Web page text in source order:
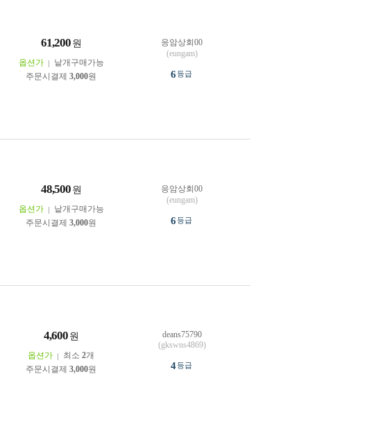
61,200 원
옵션가
낱개구매가능
주문시결제 3,000원
응암상회00
(eungam)
6등급
48,500 원
옵션가
낱개구매가능
주문시결제 3,000원
응암상회00
(eungam)
6등급
4,600 원
옵션가 최소 2개
주문시결제 3,000원
deans75790
(gkswns4869)
4등급